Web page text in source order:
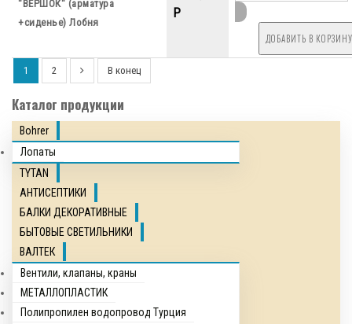
"ВЕРШОК" (арматура
+сиденье) Лобня
P
1 2 В конец
Каталог продукции
Bohrer
Лопаты
TYTAN
АНТИСЕПТИКИ
БАЛКИ ДЕКОРАТИВНЫЕ
БЫТОВЫЕ СВЕТИЛЬНИКИ
ВАЛТЕК
Вентили, клапаны, краны
МЕТАЛЛОПЛАСТИК
Полипропилен водопровод Турция